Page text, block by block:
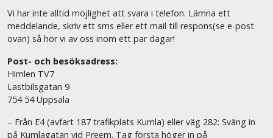
Vi har inte alltid möjlighet att svara i telefon. Lämna ett
meddelande, skriv ett sms eller ett mail till respons(se e-post
ovan) så hör vi av oss inom ett par dagar!
Post- och besöksadress:
Himlen TV7
Lastbilsgatan 9
754 54 Uppsala
– Från E4 (avfart 187 trafikplats Kumla) eller väg 282: Sväng in
på Kumlagatan vid Preem. Tag första höger in på